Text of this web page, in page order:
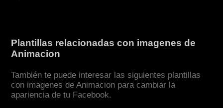
Plantillas relacionadas con imagenes de
Animacion
También te puede interesar las siguientes plantillas
con imagenes de Animacion para cambiar la
apariencia de tu Facebook.